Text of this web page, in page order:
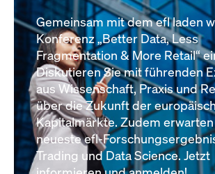
Gemeinsam mit dem efl laden
Konferenz „Better Data, Less
Fragmentation & More Retail“
Diskutieren Sie mit führenden
aus Wissenschaft, Praxis und
über die Zukunft der
Kapitalmärkte. Zudem erwarten
neueste efl-
Trading und Data Science. Jetzt